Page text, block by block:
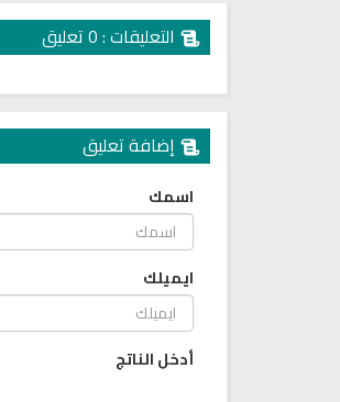
التعليقات : 0 تعليق
إضافة تعليق
اسمك
ايميلك
أدخل الناتج
كتب الأسرة والمرأة المسلمة